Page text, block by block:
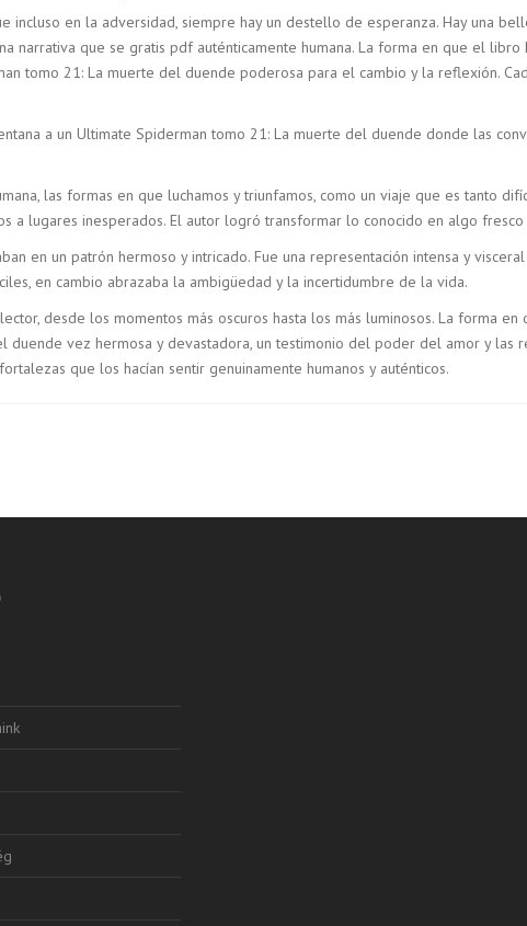
incluso en la adversidad, siempre hay un destello de esperanza. Hay una
narrativa que se gratis pdf auténticamente humana. La forma en que el
tomo 21: La muerte del duende poderosa para el cambio y la reflexión.
a un Ultimate Spiderman tomo 21: La muerte del duende donde las
las formas en que luchamos y triunfamos, como un viaje que es tanto
a lugares inesperados. El autor logró transformar lo conocido en algo fresco
en un patrón hermoso y intricado. Fue una representación intensa y
en cambio abrazaba la ambigüedad y la incertidumbre de la vida.
desde los momentos más oscuros hasta los más luminosos. La forma
vez hermosa y devastadora, un testimonio del poder del amor y las
que los hacían sentir genuinamente humanos y auténticos.